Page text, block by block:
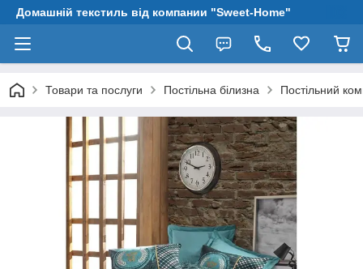
Домашній текстиль від компании "Sweet-Home"
Товари та послуги Постільна білизна Постільний